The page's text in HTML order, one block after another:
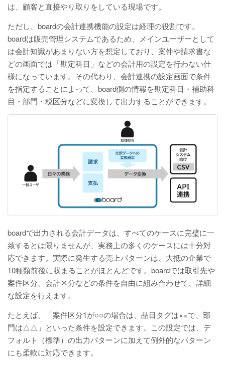
は、顧客と直接やり取りをしている現場です。
ただし、boardの会計連携機能の設定は経理の役割です。
boardは販売管理システムであるため、メインユーザーとして
は会計知識があまりない方を想定しており、案件や請求書な
どの画面では「勘定科目」などの会計用の設定を行わない仕
様になっています。その代わり、会計連携の設定画面で条件
を指定することによって、board側の情報を勘定科目・補助科
目・部門・税区分などに変換して出力することができます。
boardで出力される会計データは、すべてのケースに完璧に一
致するとは限りませんが、実務上の多くのケースには十分対
応できます。実際に発生する売上パターンは、大抵の企業で
10種類前後に収まることがほとんどです。boardでは取引先や
案件区分、会計区分などの条件を自由に組み合わせて、詳細
な設定を行えます。
たとえば、「案件区分1が○○の場合は、品目タグは××で、部
門は△△」といった条件を設定できます。この設定では、デ
フォルト（標準）の出力パターンに加えて例外的なパターン
にも柔軟に対応できます。